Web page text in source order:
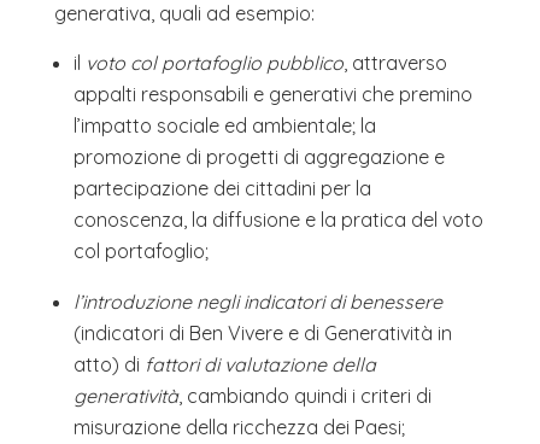
generativa, quali ad esempio:
il voto col portafoglio pubblico, attraverso
appalti responsabili e generativi che premino
l’impatto sociale ed ambientale; la
promozione di progetti di aggregazione e
partecipazione dei cittadini per la
conoscenza, la diffusione e la pratica del voto
col portafoglio;
l’introduzione negli indicatori di benessere
(indicatori di Ben Vivere e di Generatività in
atto) di fattori di valutazione della
generatività, cambiando quindi i criteri di
misurazione della ricchezza dei Paesi;